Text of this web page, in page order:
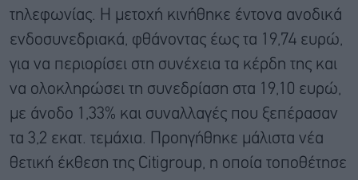
τηλεφωνίας. Η μετοχή κινήθηκε έντονα ανοδικά
ενδοσυνεδριακά, φθάνοντας έως τα 19,74 ευρώ,
για να περιορίσει στη συνέχεια τα κέρδη της και
να ολοκληρώσει τη συνεδρίαση στα 19,10 ευρώ,
με άνοδο 1,33% και συναλλαγές που ξεπέρασαν
τα 3,2 εκατ. τεμάχια. Προηγήθηκε μάλιστα νέα
θετική έκθεση της Citigroup, η οποία τοποθέτησε